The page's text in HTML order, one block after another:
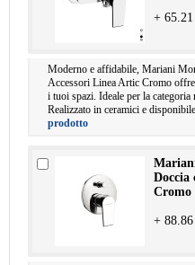
+
Moderno e affidabile, Mariani
Accessori Linea Artic Cromo
i tuoi spazi. Ideale per la
Realizzato in ceramici e
prodotto
Doccia
Cromo
+